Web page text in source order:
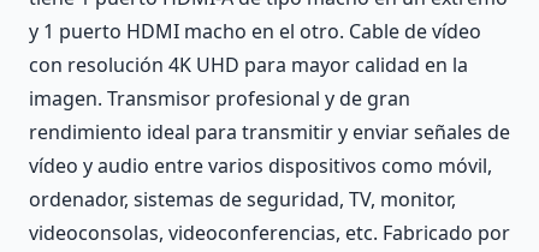
y 1 puerto HDMI macho en el otro. Cable de vídeo
con resolución 4K UHD para mayor calidad en la
imagen. Transmisor profesional y de gran
rendimiento ideal para transmitir y enviar señales de
vídeo y audio entre varios dispositivos como móvil,
ordenador, sistemas de seguridad, TV, monitor,
videoconsolas, videoconferencias, etc. Fabricado por